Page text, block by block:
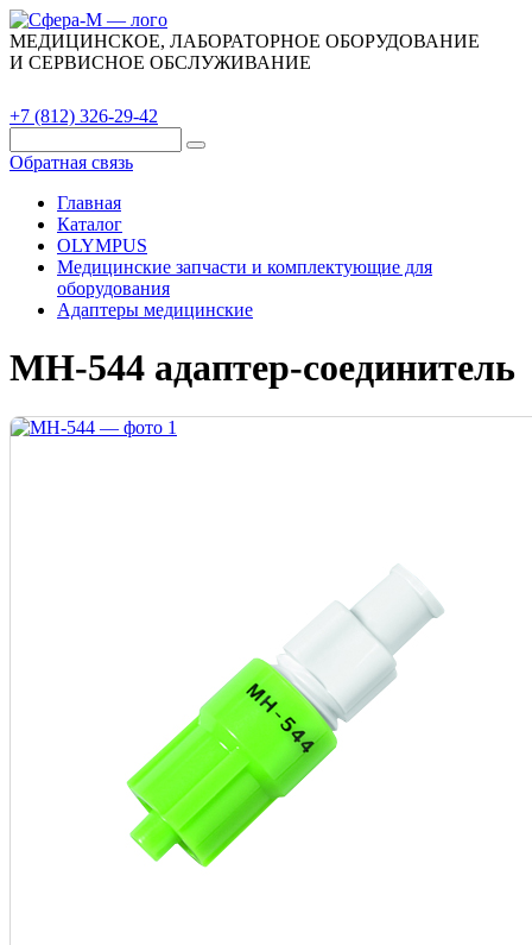
МЕДИЦИНСКОЕ, ЛАБОРАТОРНОЕ ОБОРУДОВАНИЕ
И СЕРВИСНОЕ ОБСЛУЖИВАНИЕ
+7 (812) 326-29-42
Обратная связь
Главная
Каталог
OLYMPUS
Медицинские запчасти и комплектующие для
оборудования
Адаптеры медицинские
MH-544 адаптер-соединитель